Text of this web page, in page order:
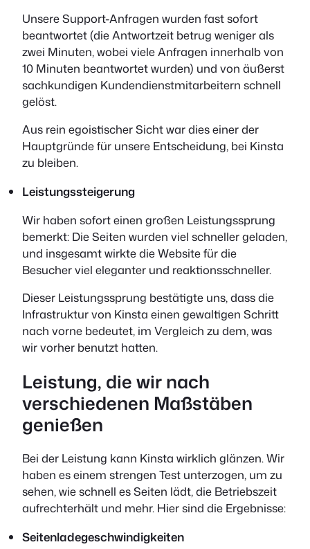
Unsere Support-Anfragen wurden fast sofort
beantwortet (die Antwortzeit betrug weniger als
zwei Minuten, wobei viele Anfragen innerhalb von
10 Minuten beantwortet wurden) und von äußerst
sachkundigen Kundendienstmitarbeitern schnell
gelöst.
Aus rein egoistischer Sicht war dies einer der
Hauptgründe für unsere Entscheidung, bei Kinsta
zu bleiben.
Leistungssteigerung
Wir haben sofort einen großen Leistungssprung
bemerkt: Die Seiten wurden viel schneller geladen,
und insgesamt wirkte die Website für die
Besucher viel eleganter und reaktionsschneller.
Dieser Leistungssprung bestätigte uns, dass die
Infrastruktur von Kinsta einen gewaltigen Schritt
nach vorne bedeutet, im Vergleich zu dem, was
wir vorher benutzt hatten.
Leistung, die wir nach
verschiedenen Maßstäben
genießen
Bei der Leistung kann Kinsta wirklich glänzen. Wir
haben es einem strengen Test unterzogen, um zu
sehen, wie schnell es Seiten lädt, die Betriebszeit
aufrechterhält und mehr. Hier sind die Ergebnisse:
Seitenladegeschwindigkeiten